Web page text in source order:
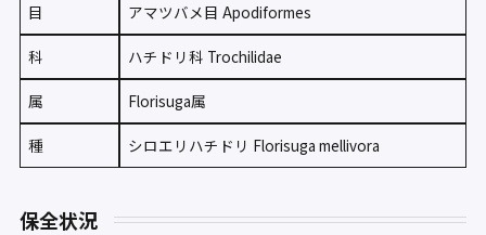
目 アマツバメ目 Apodiformes
科 ハチドリ科 Trochilidae
属 Florisuga属
種 シロエリハチドリ Florisuga mellivora
保全状況